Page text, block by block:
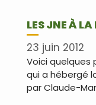
LES JNE À
23 juin 2012
Voici quelques
qui a hébergé
par Claude-